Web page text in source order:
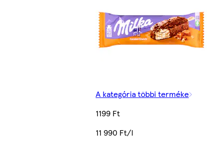
A kategória többi terméke
1199 Ft
11 990 Ft/l